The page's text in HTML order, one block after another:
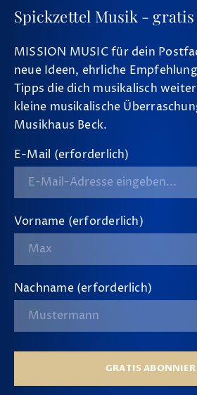
Spickzettel Musik - gratis
MISSION MUSIC für dein
neue Ideen, ehrliche
Tipps die dich musikalisch
kleine musikalische
Musikhaus Beck.
E-Mail (erforderlich)
Vorname (erforderlich)
Nachname (erforderlich)
GRATIS